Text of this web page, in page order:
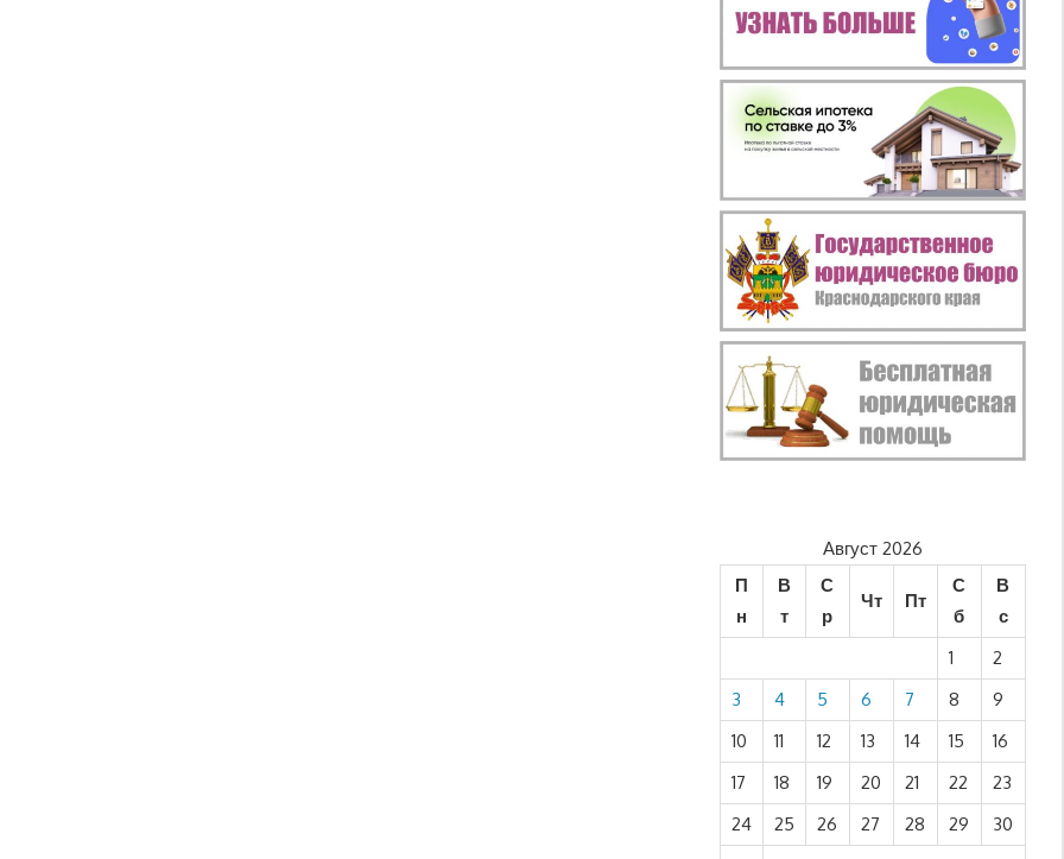
Август 2026
П
н
В
т
С
р
Чт Пт
С
б
В
с
1
2
3
4 5 6 7 8
9
10
11 12 13 14 15
16
17
18 19 20 21 22
23
24
25 26 27 28 29
30